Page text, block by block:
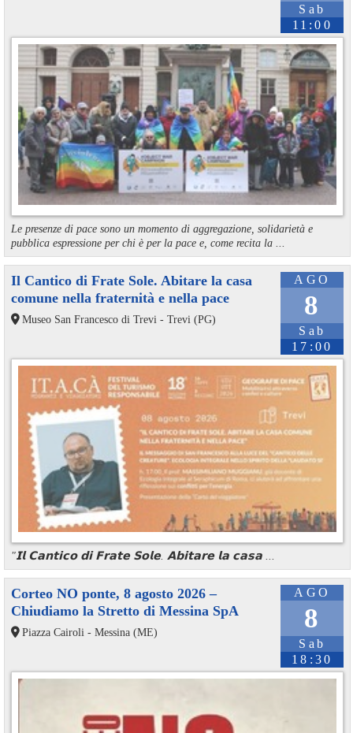
Sab
11:00
Le presenze di pace sono un momento di aggregazione, solidarietà e
pubblica espressione per chi è per la pace e, come recita la ...
AGO
8
Sab
17:00
Il Cantico di Frate Sole. Abitare la casa
comune nella fraternità e nella pace
Museo San Francesco di Trevi - Trevi (PG)
"𝗜𝗹 𝗖𝗮𝗻𝘁𝗶𝗰𝗼 𝗱𝗶 𝗙𝗿𝗮𝘁𝗲 𝗦𝗼𝗹𝗲. 𝗔𝗯𝗶𝘁𝗮𝗿𝗲 𝗹𝗮 𝗰𝗮𝘀𝗮 ...
AGO
8
Sab
18:30
Corteo NO ponte, 8 agosto 2026 –
Chiudiamo la Stretto di Messina SpA
Piazza Cairoli - Messina (ME)